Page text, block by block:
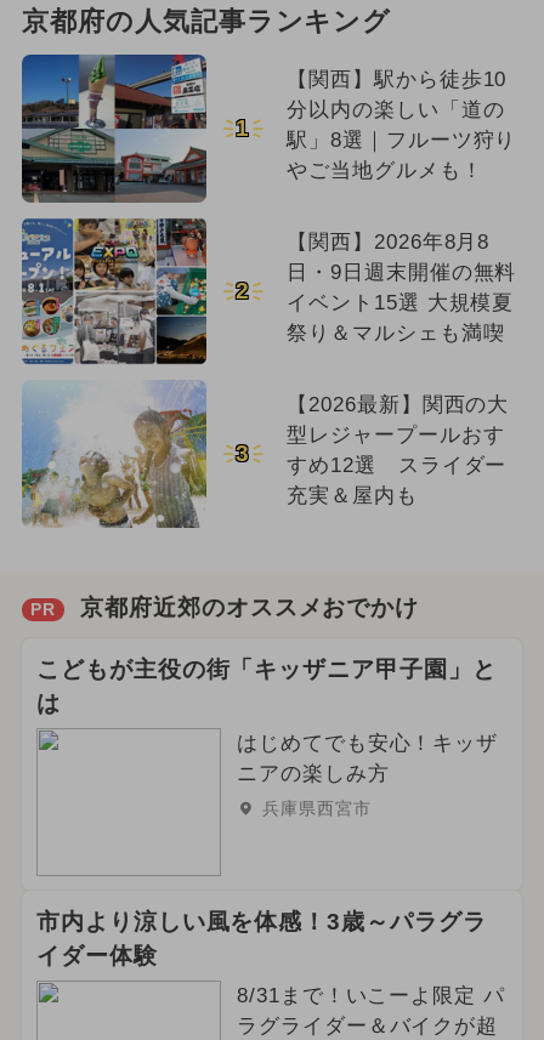
京都府の人気記事ランキング
1
【関西】駅から徒歩10
分以内の楽しい「道の
駅」8選｜フルーツ狩り
やご当地グルメも！
2
【関西】2026年8月8
日・9日週末開催の無料
イベント15選 大規模夏
祭り＆マルシェも満喫
3
【2026最新】関西の大
型レジャープールおす
すめ12選 スライダー
充実＆屋内も
PR 京都府近郊のオススメおでかけ
こどもが主役の街「キッザニア甲子園」と
は
はじめてでも安心！キッザ
ニアの楽しみ方
兵庫県西宮市
市内より涼しい風を体感！3歳～パラグラ
イダー体験
8/31まで！いこーよ限定 パ
ラグライダー＆バイクが超